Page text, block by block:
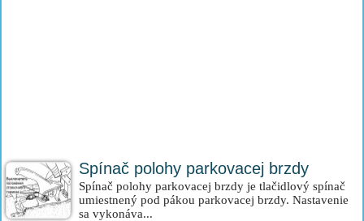
Spínač polohy parkovacej brzdy
Spínač polohy parkovacej brzdy je tlačidlový spínač
umiestnený pod pákou parkovacej brzdy. Nastavenie
sa vykonáva...